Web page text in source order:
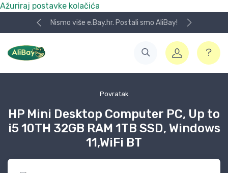
Ažuriraj postavke kolačića
Nismo više e.Bay.hr. Postali smo AliBay!
Povratak
HP Mini Desktop Computer PC, Up to
i5 10TH 32GB RAM 1TB SSD, Windows
11,WiFi BT